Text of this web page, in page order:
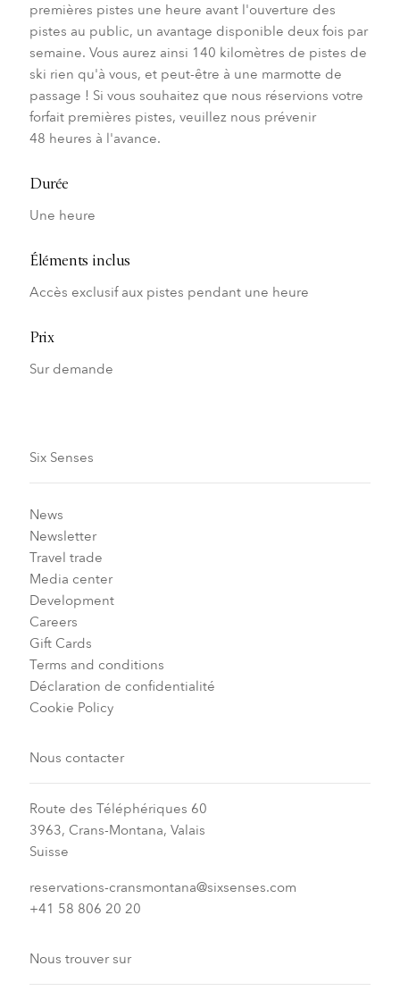
premières pistes une heure avant l'ouverture des
pistes au public, un avantage disponible deux fois par
semaine. Vous aurez ainsi 140 kilomètres de pistes de
ski rien qu'à vous, et peut-être à une marmotte de
passage ! Si vous souhaitez que nous réservions votre
forfait premières pistes, veuillez nous prévenir
48 heures à l'avance.
Durée
Une heure
Éléments inclus
Accès exclusif aux pistes pendant une heure
Prix
Sur demande
Six Senses
News
Newsletter
Travel trade
Media center
Development
Careers
Gift Cards
Terms and conditions
Déclaration de confidentialité
Cookie Policy
Nous contacter
Route des Téléphériques 60
3963, Crans-Montana, Valais
Suisse
reservations-cransmontana@sixsenses.com
+41 58 806 20 20
Nous trouver sur